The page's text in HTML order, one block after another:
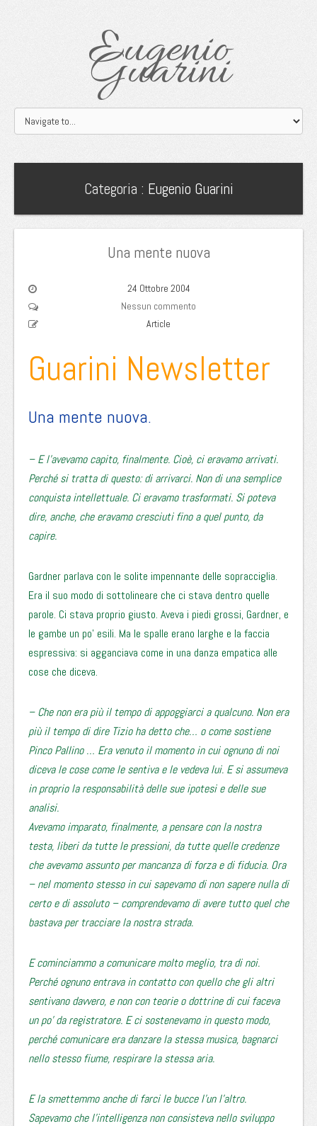
Eugenio
Guarini
Categoria : Eugenio Guarini
Una mente nuova
24 Ottobre 2004
Nessun commento
Article
Guarini Newsletter
Una mente nuova.
– E l’avevamo capito, finalmente. Cioè, ci eravamo arrivati.
Perché si tratta di questo: di arrivarci. Non di una semplice
conquista intellettuale. Ci eravamo trasformati. Si poteva
dire, anche, che eravamo cresciuti fino a quel punto, da
capire.
Gardner parlava con le solite impennante delle sopracciglia.
Era il suo modo di sottolineare che ci stava dentro quelle
parole. Ci stava proprio giusto. Aveva i piedi grossi, Gardner, e
le gambe un po’ esili. Ma le spalle erano larghe e la faccia
espressiva: si agganciava come in una danza empatica alle
cose che diceva.
– Che non era più il tempo di appoggiarci a qualcuno. Non era
più il tempo di dire Tizio ha detto che… o come sostiene
Pinco Pallino … Era venuto il momento in cui ognuno di noi
diceva le cose come le sentiva e le vedeva lui. E si assumeva
in proprio la responsabilità delle sue ipotesi e delle sue
analisi.
Avevamo imparato, finalmente, a pensare con la nostra
testa, liberi da tutte le pressioni, da tutte quelle credenze
che avevamo assunto per mancanza di forza e di fiducia. Ora
– nel momento stesso in cui sapevamo di non sapere nulla di
certo e di assoluto – comprendevamo di avere tutto quel che
bastava per tracciare la nostra strada.
E cominciammo a comunicare molto meglio, tra di noi.
Perché ognuno entrava in contatto con quello che gli altri
sentivano davvero, e non con teorie o dottrine di cui faceva
un po’ da registratore. E ci sostenevamo in questo modo,
perché comunicare era danzare la stessa musica, bagnarci
nello stesso fiume, respirare la stessa aria.
E la smettemmo anche di farci le bucce l’un l’altro.
Sapevamo che l’intelligenza non consisteva nello sviluppo